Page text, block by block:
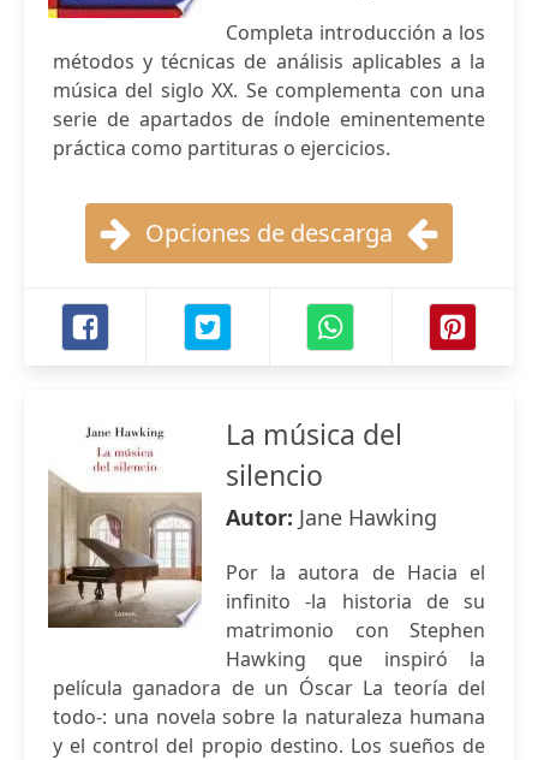
Completa introducción a los
métodos y técnicas de análisis aplicables a la
música del siglo XX. Se complementa con una
serie de apartados de índole eminentemente
práctica como partituras o ejercicios.
Opciones de descarga
La música del
silencio
Autor: Jane Hawking
Por la autora de Hacia el
infinito -la historia de su
matrimonio con Stephen
Hawking que inspiró la
película ganadora de un Óscar La teoría del
todo-: una novela sobre la naturaleza humana
y el control del propio destino. Los sueños de